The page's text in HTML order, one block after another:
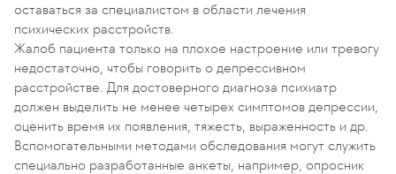
оставаться за специалистом в области лечения
психических расстройств.
Жалоб пациента только на плохое настроение или тревогу
недостаточно, чтобы говорить о депрессивном
расстройстве. Для достоверного диагноза психиатр
должен выделить не менее четырех симптомов депрессии,
оценить время их появления, тяжесть, выраженность и др.
Вспомогательными методами обследования могут служить
специально разработанные анкеты, например, опросник